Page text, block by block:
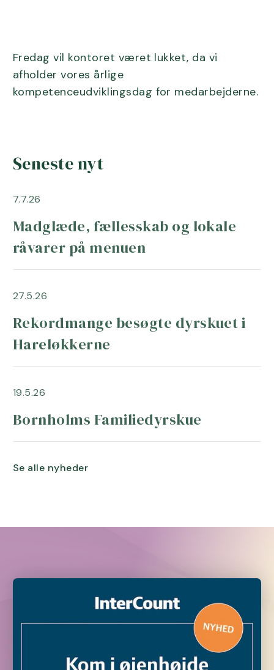
Fredag vil kontoret været lukket, da vi
afholder vores årlige
kompetenceudviklingsdag for medarbejderne.
Seneste nyt
7.7.26
Madglæde, fællesskab og lokale
råvarer på menuen
27.5.26
Rekordmange besøgte dyrskuet i
Hareløkkerne
19.5.26
Bornholms Familiedyrskue
Se alle nyheder